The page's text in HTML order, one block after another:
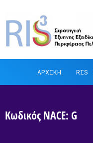
ΑΡΧΙΚΗ RIS
Κωδικός NACE: G